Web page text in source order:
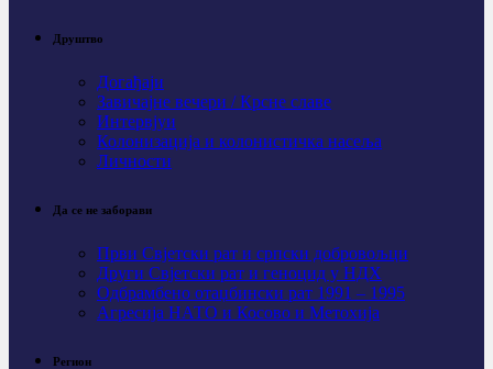
Друштво
Догађаји
Завичајне вечери / Крсне славе
Интервјуи
Колонизација и колонистичка насеља
Личности
Да се не заборави
Први Свјeтски рат и српски добровољци
Други Свјетски рат и геноцид у НДХ
Одбрамбено отаџбински рат 1991 – 1995
Агресија НАТО и Косово и Метохија
Регион